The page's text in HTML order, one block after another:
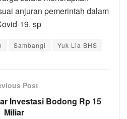
anjuran pemerintah dalam
19. sp
Sambangi Yuk Lia BHS
Post
Investasi Bodong Rp 15
Miliar